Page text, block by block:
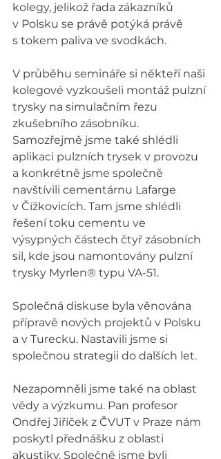
kolegy, jelikož řada zákazníků
v Polsku se právě potýká právě
s tokem paliva ve svodkách.
V průběhu semináře si někteří naši
kolegové vyzkoušeli montáž pulzní
trysky na simulačním řezu
zkušebního zásobníku.
Samozřejmě jsme také shlédli
aplikaci pulzních trysek v provozu
a konkrétně jsme společně
navštívili cementárnu Lafarge
v Čížkovicích. Tam jsme shlédli
řešení toku cementu ve
výsypných částech čtyř zásobních
sil, kde jsou namontovány pulzní
trysky Myrlen® typu VA-51.
Společná diskuse byla věnována
přípravě nových projektů v Polsku
a v Turecku. Nastavili jsme si
společnou strategii do dalších let.
Nezapomněli jsme také na oblast
vědy a výzkumu. Pan profesor
Ondřej Jiříček z ČVUT v Praze nám
poskytl přednášku z oblasti
akustiky. Společně jsme byli